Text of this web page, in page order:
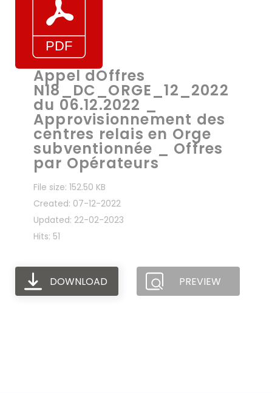
Appel dOffres
N18_DC_ORGE_12_2022
du 06.12.2022 _
Approvisionnement des
centres relais en Orge
subventionnée _ Offres
par Opérateurs
File size: 152.50 KB
Created: 07-12-2022
Updated: 22-02-2023
Hits: 51
DOWNLOAD PREVIEW